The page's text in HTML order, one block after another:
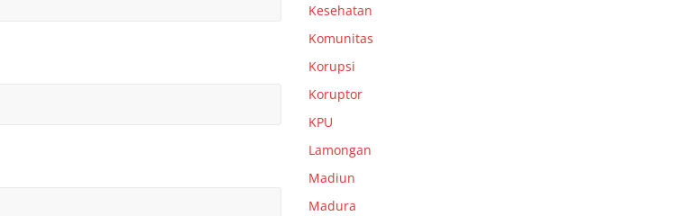
Kesehatan
Komunitas
Korupsi
Koruptor
KPU
Lamongan
Madiun
Madura